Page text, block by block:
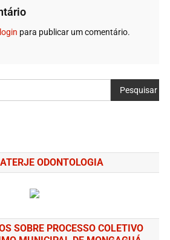
login para publicar um comentário.
Pesquisar
ODONTOLOGIA
SOBRE PROCESSO COLETIVO